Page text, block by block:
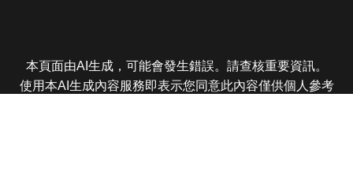
本頁面由AI生成，可能會發生錯誤。請查核重要資訊。
使用本AI生成內容服務即表示您同意此內容僅供個人參考